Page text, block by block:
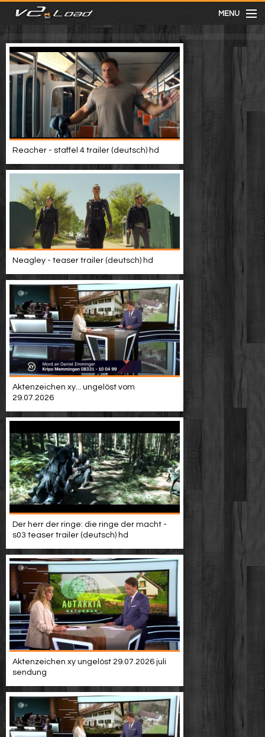
MENU
meist gesehen
neuste
kategorien
Menu
mit facebook anmelden
Informationen
Video suchen
Reacher - staffel 4 trailer (deutsch) hd
Neagley - teaser trailer (deutsch) hd
Aktenzeichen xy... ungelöst vom
29.07.2026
Der herr der ringe: die ringe der macht -
s03 teaser trailer (deutsch) hd
Aktenzeichen xy ungelöst 29.07.2026 juli
sendung